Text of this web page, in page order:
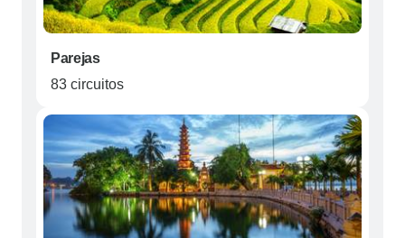
Parejas
83 circuitos